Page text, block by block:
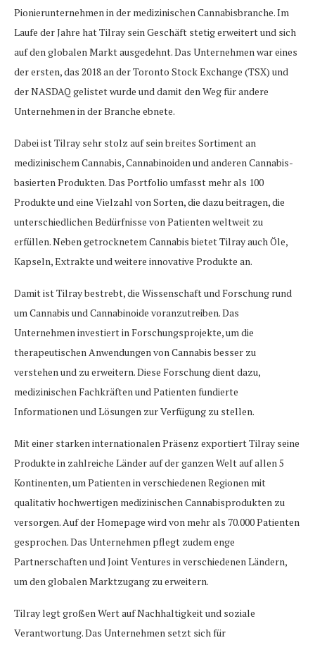
Pionierunternehmen in der medizinischen Cannabisbranche. Im
Laufe der Jahre hat Tilray sein Geschäft stetig erweitert und sich
auf den globalen Markt ausgedehnt. Das Unternehmen war eines
der ersten, das 2018 an der Toronto Stock Exchange (TSX) und
der NASDAQ gelistet wurde und damit den Weg für andere
Unternehmen in der Branche ebnete.
Dabei ist Tilray sehr stolz auf sein breites Sortiment an
medizinischem Cannabis, Cannabinoiden und anderen Cannabis-
basierten Produkten. Das Portfolio umfasst mehr als 100
Produkte und eine Vielzahl von Sorten, die dazu beitragen, die
unterschiedlichen Bedürfnisse von Patienten weltweit zu
erfüllen. Neben getrocknetem Cannabis bietet Tilray auch Öle,
Kapseln, Extrakte und weitere innovative Produkte an.
Damit ist Tilray bestrebt, die Wissenschaft und Forschung rund
um Cannabis und Cannabinoide voranzutreiben. Das
Unternehmen investiert in Forschungsprojekte, um die
therapeutischen Anwendungen von Cannabis besser zu
verstehen und zu erweitern. Diese Forschung dient dazu,
medizinischen Fachkräften und Patienten fundierte
Informationen und Lösungen zur Verfügung zu stellen.
Mit einer starken internationalen Präsenz exportiert Tilray seine
Produkte in zahlreiche Länder auf der ganzen Welt auf allen 5
Kontinenten, um Patienten in verschiedenen Regionen mit
qualitativ hochwertigen medizinischen Cannabisprodukten zu
versorgen. Auf der Homepage wird von mehr als 70.000 Patienten
gesprochen. Das Unternehmen pflegt zudem enge
Partnerschaften und Joint Ventures in verschiedenen Ländern,
um den globalen Marktzugang zu erweitern.
Tilray legt großen Wert auf Nachhaltigkeit und soziale
Verantwortung. Das Unternehmen setzt sich für